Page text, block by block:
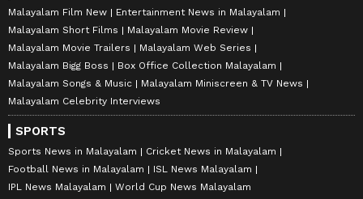
Malayalam Film New
Entertainment News in Malayalam
Malayalam Short Films
Malayalam Movie Review
Malayalam Movie Trailers
Malayalam Web Series
Malayalam Bigg Boss
Box Office Collection Malayalam
Malayalam Songs & Music
Malayalam Miniscreen & TV News
Malayalam Celebrity Interviews
SPORTS
Sports News in Malayalam
Cricket News in Malayalam
Football News in Malayalam
ISL News Malayalam
IPL News Malayalam
World Cup News Malayalam